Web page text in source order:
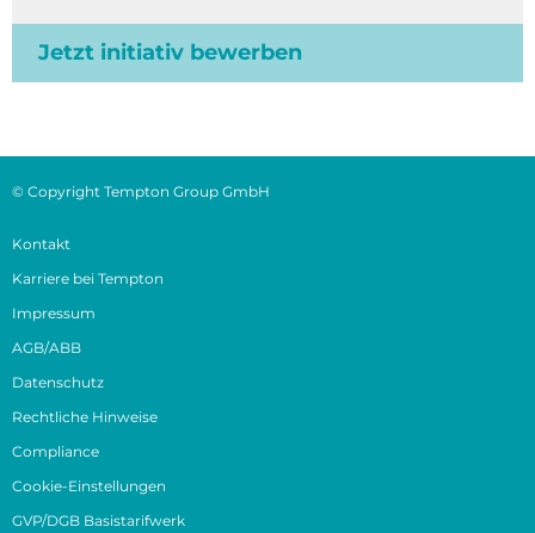
Jetzt initiativ bewerben
© Copyright Tempton Group GmbH
Kontakt
Karriere bei Tempton
Impressum
AGB/ABB
Datenschutz
Rechtliche Hinweise
Compliance
Cookie-Einstellungen
GVP/DGB Basistarifwerk